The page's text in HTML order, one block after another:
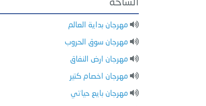
الساحة
مهرجان بداية العالم
مهرجان سوق الحروب
مهرجان ارض النفاق
مهرجان اخصام كتير
مهرجان بايع حياتي